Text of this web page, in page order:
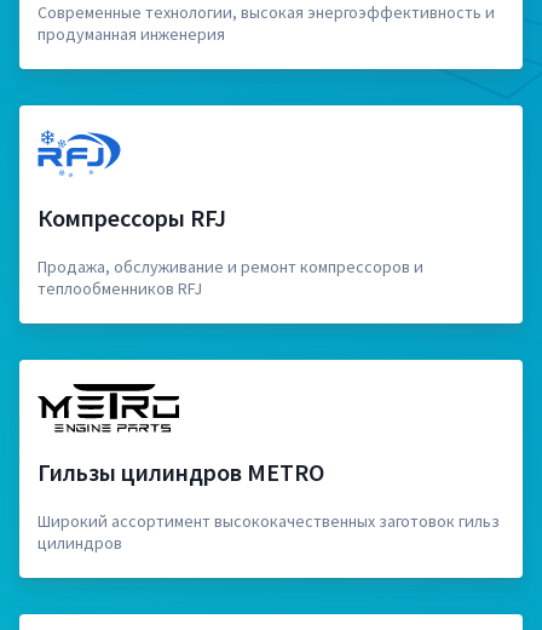
Современные технологии, высокая энергоэффективность и
продуманная инженерия
Компрессоры RFJ
Продажа, обслуживание и ремонт компрессоров и
теплообменников RFJ
Гильзы цилиндров METRO
Широкий ассортимент высококачественных заготовок гильз
цилиндров